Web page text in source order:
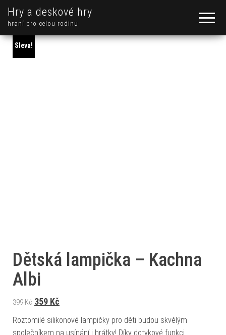
Hry a deskové hry
hraní pro celou rodinu
Sleva!
Dětská lampička – Kachna
Albi
399Kč Původní cena byla: 399 Kč.
359 Kč
Roztomilé silikonové lampičky pro děti budou skvělým
společníkem na usínání i hrátky! Díky dotykové funkci